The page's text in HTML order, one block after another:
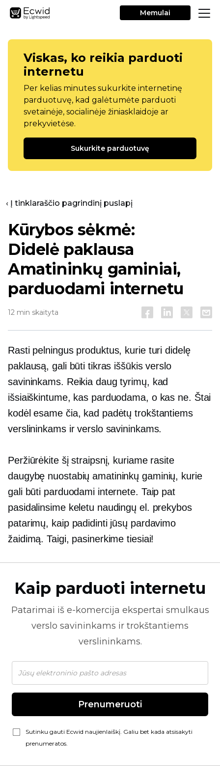
Memulai
Viskas, ko reikia parduoti
internetu
Per kelias minutes sukurkite internetinę
parduotuvę, kad galėtumėte parduoti
svetainėje, socialinėje žiniasklaidoje ar
prekyvietėse.
Sukurkite parduotuvę
‹ Į tinklaraščio pagrindinį puslapį
Kūrybos sėkmė:
Didelė paklausa
Amatininkų gaminiai,
parduodami internetu
12 min skaityta
Rasti pelningus produktus, kurie turi didelę
paklausą, gali būti tikras iššūkis verslo
savininkams. Reikia daug tyrimų, kad
išsiaiškintume, kas parduodama, o kas ne. Štai
kodėl esame čia, kad padėtų trokštantiems
verslininkams ir verslo savininkams.
Peržiūrėkite šį straipsnį, kuriame rasite
daugybę nuostabių amatininkų gaminių, kurie
gali būti parduodami internete. Taip pat
pasidalinsime keletu naudingų el. prekybos
patarimų, kaip padidinti jūsų pardavimo
žaidimą. Taigi, pasinerkime tiesiai!
Kaip parduoti internetu
Patarimai iš e-komercija ekspertai smulkaus
verslo savininkams ir trokštantiems
verslininkams.
Prenumeruoti
Sutinku gauti Ecwid naujienlaiškį. Galiu bet kada atsisakyti
prenumeratos.